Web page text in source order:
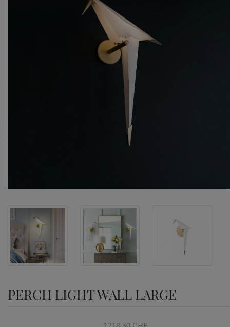
PERCH LIGHT WALL LARGE